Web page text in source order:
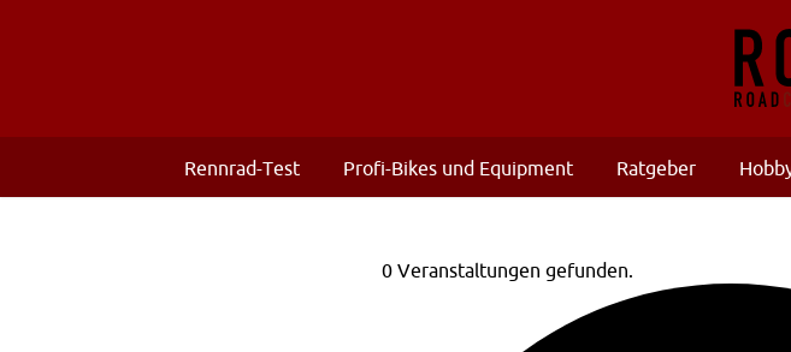
Rennrad-Test Profi-Bikes und Equipment Ratgeber
0 Veranstaltungen gefunden.